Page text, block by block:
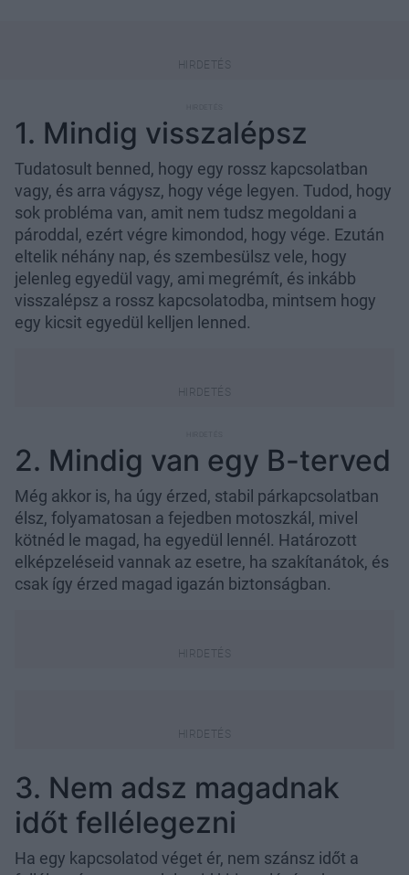
1. Mindig visszalépsz
Tudatosult benned, hogy egy rossz kapcsolatban
vagy, és arra vágysz, hogy vége legyen. Tudod, hogy
sok probléma van, amit nem tudsz megoldani a
pároddal, ezért végre kimondod, hogy vége. Ezután
eltelik néhány nap, és szembesülsz vele, hogy
jelenleg egyedül vagy, ami megrémít, és inkább
visszalépsz a rossz kapcsolatodba, mintsem hogy
egy kicsit egyedül kelljen lenned.
2. Mindig van egy B-terved
Még akkor is, ha úgy érzed, stabil párkapcsolatban
élsz, folyamatosan a fejedben motoszkál, mivel
kötnéd le magad, ha egyedül lennél. Határozott
elképzeléseid vannak az esetre, ha szakítanátok, és
csak így érzed magad igazán biztonságban.
3. Nem adsz magadnak
időt fellélegezni
Ha egy kapcsolatod véget ér, nem szánsz időt a